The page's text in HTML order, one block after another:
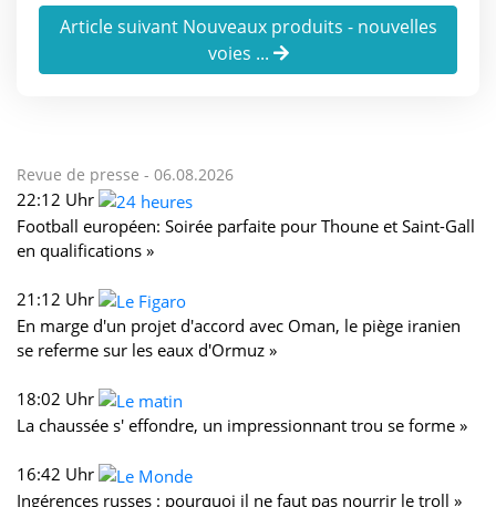
Article suivant Nouveaux produits - nouvelles
voies ...
Revue de presse - 06.08.2026
22:12 Uhr
Football européen: Soirée parfaite pour Thoune et Saint-Gall
en qualifications »
21:12 Uhr
En marge d'un projet d'accord avec Oman, le piège iranien
se referme sur les eaux d'Ormuz »
18:02 Uhr
La chaussée s' effondre, un impressionnant trou se forme »
16:42 Uhr
Ingérences russes : pourquoi il ne faut pas nourrir le troll »